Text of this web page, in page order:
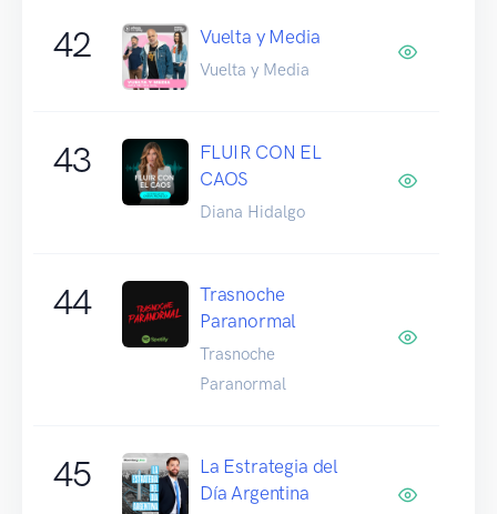
42 Vuelta y Media
Vuelta y Media
43
FLUIR CON EL
CAOS
Diana Hidalgo
44
Trasnoche
Paranormal
Trasnoche
Paranormal
45
La Estrategia del
Día Argentina